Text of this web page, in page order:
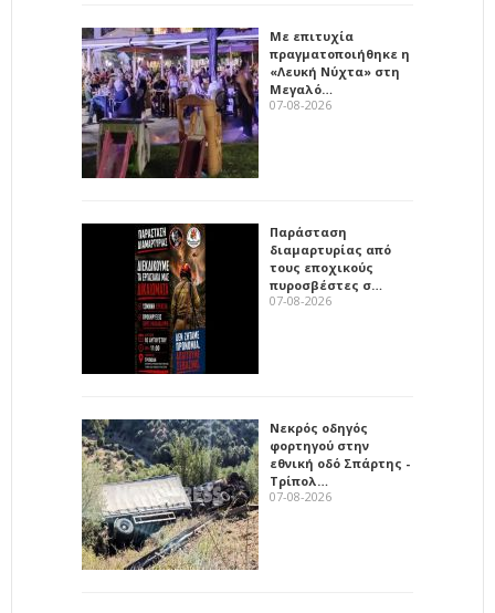
Με επιτυχία
πραγματοποιήθηκε η
«Λευκή Νύχτα» στη
Μεγαλό…
07-08-2026
Παράσταση
διαμαρτυρίας από
τους εποχικούς
πυροσβέστες σ…
07-08-2026
Νεκρός οδηγός
φορτηγού στην
εθνική οδό Σπάρτης -
Τρίπολ…
07-08-2026